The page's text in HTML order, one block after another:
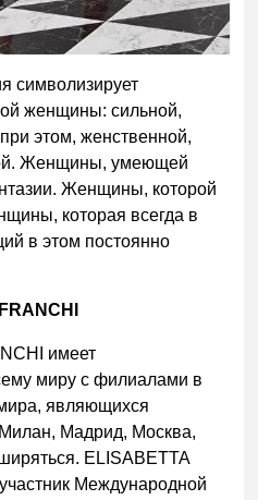
символизирует
женщины: сильной,
этом, женственной,
Женщины, умеющей
Женщины, которой
которая всегда в
в этом постоянно
имеет
миру с филиалами в
являющихся
Мадрид, Москва,
ELISABETTA
Международной